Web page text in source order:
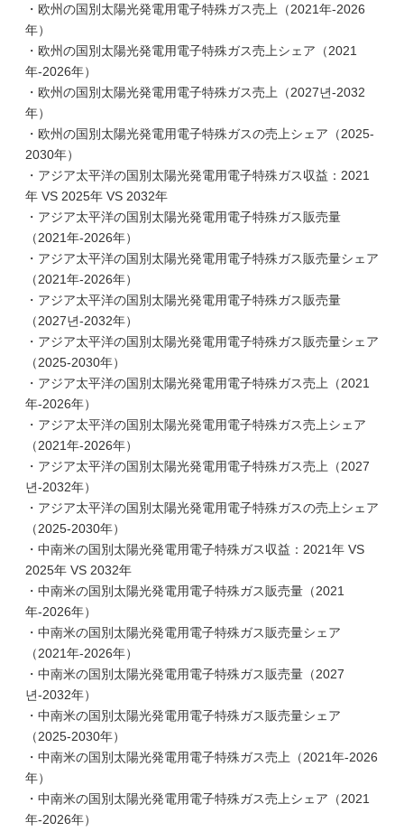
・欧州の国別太陽光発電用電子特殊ガス売上（2021年-2026
年）
・欧州の国別太陽光発電用電子特殊ガス売上シェア（2021
年-2026年）
・欧州の国別太陽光発電用電子特殊ガス売上（2027년-2032
年）
・欧州の国別太陽光発電用電子特殊ガスの売上シェア（2025-
2030年）
・アジア太平洋の国別太陽光発電用電子特殊ガス収益：2021
年 VS 2025年 VS 2032年
・アジア太平洋の国別太陽光発電用電子特殊ガス販売量
（2021年-2026年）
・アジア太平洋の国別太陽光発電用電子特殊ガス販売量シェア
（2021年-2026年）
・アジア太平洋の国別太陽光発電用電子特殊ガス販売量
（2027년-2032年）
・アジア太平洋の国別太陽光発電用電子特殊ガス販売量シェア
（2025-2030年）
・アジア太平洋の国別太陽光発電用電子特殊ガス売上（2021
年-2026年）
・アジア太平洋の国別太陽光発電用電子特殊ガス売上シェア
（2021年-2026年）
・アジア太平洋の国別太陽光発電用電子特殊ガス売上（2027
년-2032年）
・アジア太平洋の国別太陽光発電用電子特殊ガスの売上シェア
（2025-2030年）
・中南米の国別太陽光発電用電子特殊ガス収益：2021年 VS
2025年 VS 2032年
・中南米の国別太陽光発電用電子特殊ガス販売量（2021
年-2026年）
・中南米の国別太陽光発電用電子特殊ガス販売量シェア
（2021年-2026年）
・中南米の国別太陽光発電用電子特殊ガス販売量（2027
년-2032年）
・中南米の国別太陽光発電用電子特殊ガス販売量シェア
（2025-2030年）
・中南米の国別太陽光発電用電子特殊ガス売上（2021年-2026
年）
・中南米の国別太陽光発電用電子特殊ガス売上シェア（2021
年-2026年）